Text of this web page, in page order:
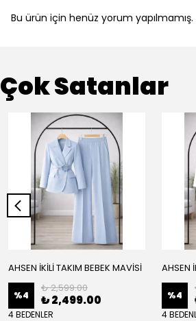
Bu ürün için henüz yorum yapılmamış.
Çok Satanlar
AHSEN İKİLİ TAKIM BEBEK MAVİSİ
%4
₺ 2,599.00
₺ 2,499.00
4 BEDENLER
AHSEN
%4
4